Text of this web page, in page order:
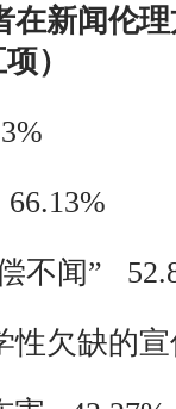
新闻伦理
）
66.13%
不闻”
欠缺的宣